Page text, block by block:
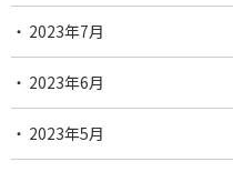
2023年7月
2023年6月
2023年5月